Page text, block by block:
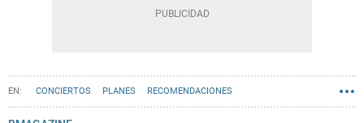
CONCIERTOS PLANES RECOMENDACIONES